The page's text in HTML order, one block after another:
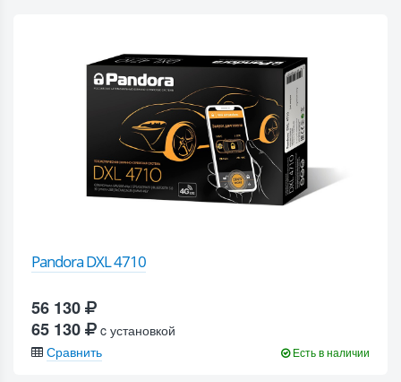
Pandora DXL 4710
56 130
65 130
c установкой
Сравнить
Есть в наличии